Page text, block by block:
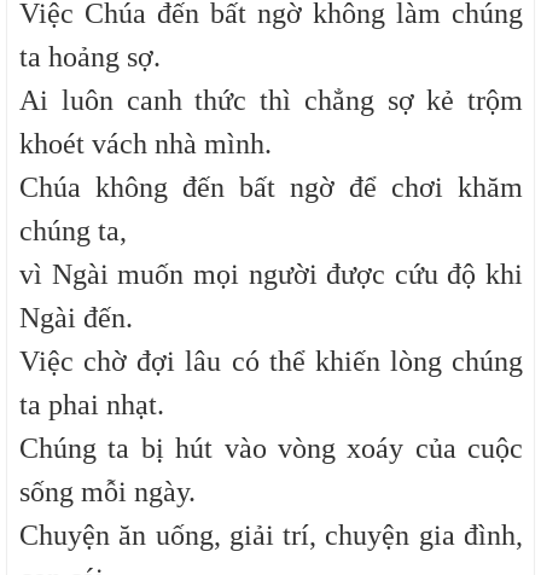
Việc Chúa đến bất ngờ không làm chúng
ta hoảng sợ.
Ai luôn canh thức thì chẳng sợ kẻ trộm
khoét vách nhà mình.
Chúa không đến bất ngờ để chơi khăm
chúng ta,
vì Ngài muốn mọi người được cứu độ khi
Ngài đến.
Việc chờ đợi lâu có thể khiến lòng chúng
ta phai nhạt.
Chúng ta bị hút vào vòng xoáy của cuộc
sống mỗi ngày.
Chuyện ăn uống, giải trí, chuyện gia đình,